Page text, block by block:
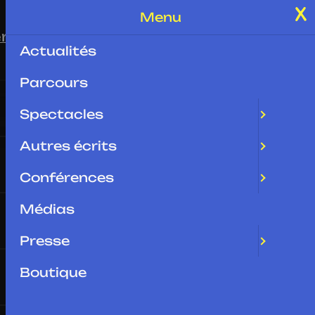
MédiasPresse Boutique
Menu
Actualités
Parcours
Spectacles
Autres écrits
Conférences
Médias
Presse
Boutique